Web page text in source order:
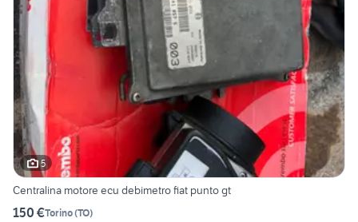
5
Centralina motore ecu debimetro fiat punto gt
150 €Torino(TO)